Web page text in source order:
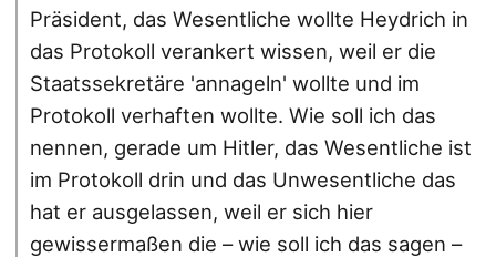
Präsident, das Wesentliche wollte Heydrich in
das Protokoll verankert wissen, weil er die
Staatssekretäre 'annageln' wollte und im
Protokoll verhaften wollte. Wie soll ich das
nennen, gerade um Hitler, das Wesentliche ist
im Protokoll drin und das Unwesentliche das
hat er ausgelassen, weil er sich hier
gewissermaßen die – wie soll ich das sagen –